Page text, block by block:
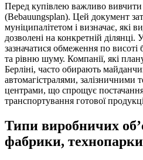
Перед купівлею важливо вивчити
(Bebauungsplan). Цей документ
муніципалітетом і визначає, які
дозволені на конкретній
зазначатися обмеження по висоті
та рівню шуму. Компанії, які
Берліні, часто обирають
автомагістралями, залізничними
центрами, що спрощує
транспортування готової
Типи виробничих
фабрики, технопарки